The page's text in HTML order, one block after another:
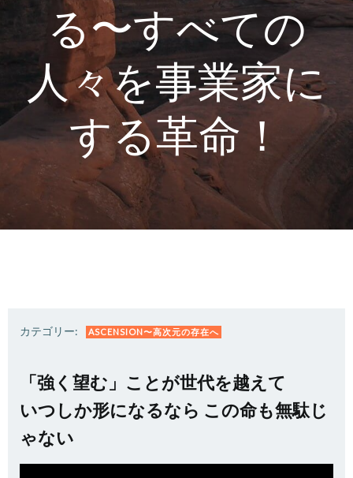
る〜すべての
人々を事業家に
する革命！
カテゴリー: ASCENSION〜高次元の存在へ
「強く望む」ことが世代を越えて
いつしか形になるなら この命も無駄じ
ゃない